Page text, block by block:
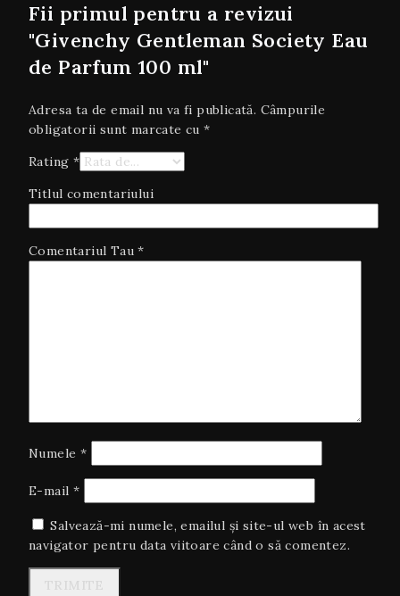
Fii primul pentru a revizui
"Givenchy Gentleman Society Eau
de Parfum 100 ml"
Adresa ta de email nu va fi publicată. Câmpurile
obligatorii sunt marcate cu*
Rating *
Titlul comentariului
Comentariul Tau*
Numele *
E-mail *
Salvează-mi numele, emailul și site-ul web în acest
navigator pentru data viitoare când o să comentez.